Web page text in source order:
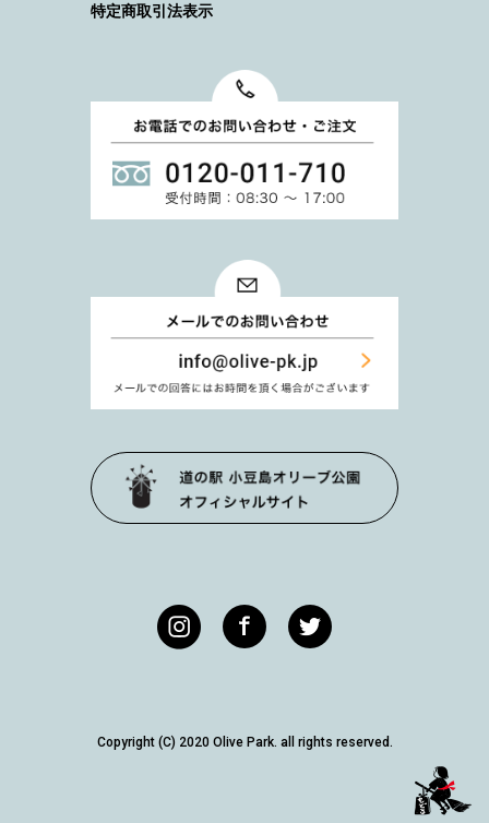
特定商取引法表示
Copyright (C) 2020 Olive Park. all rights reserved.